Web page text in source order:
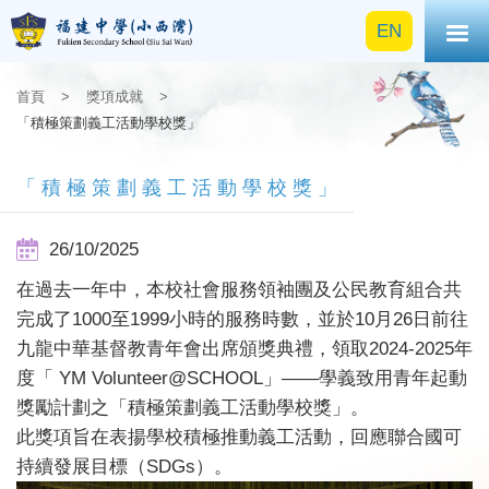
EN
首頁 > 獎項成就
>
「積極策劃義工活動學校獎」
「積極策劃義工活動學校獎」
26/10/2025
在過去一年中，本校社會服務領袖團及公民教育組合共
完成了1000至1999小時的服務時數，並於10月26日前往
九龍中華基督教青年會出席頒獎典禮，領取2024-2025年
度「 YM Volunteer@SCHOOL」——學義致用青年起動
獎勵計劃之「積極策劃義工活動學校獎」。
此獎項旨在表揚學校積極推動義工活動，回應聯合國可
持續發展目標（SDGs）。